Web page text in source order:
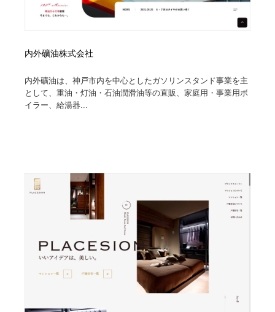
内外礦油株式会社
内外礦油は、神戸市内を中心としたガソリンスタンド事業を主
として、重油・灯油・石油潤滑油等の直販、家庭用・事業用ボ
イラー、給湯器...